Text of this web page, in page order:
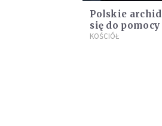
Polskie
się do
KOŚCIÓŁ